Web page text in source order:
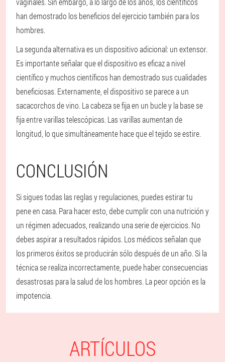
han demostrado los beneficios del ejercicio también para los
hombres.
La segunda alternativa es un dispositivo adicional: un extensor.
Es importante señalar que el dispositivo es eficaz a nivel
científico y muchos científicos han demostrado sus cualidades
beneficiosas. Externamente, el dispositivo se parece a un
sacacorchos de vino. La cabeza se fija en un bucle y la base se
fija entre varillas telescópicas. Las varillas aumentan de
longitud, lo que simultáneamente hace que el tejido se estire.
CONCLUSIÓN
Si sigues todas las reglas y regulaciones, puedes estirar tu
pene en casa. Para hacer esto, debe cumplir con una nutrición y
un régimen adecuados, realizando una serie de ejercicios. No
debes aspirar a resultados rápidos. Los médicos señalan que
los primeros éxitos se producirán sólo después de un año. Si la
técnica se realiza incorrectamente, puede haber consecuencias
desastrosas para la salud de los hombres. La peor opción es la
impotencia.
ARTÍCULOS